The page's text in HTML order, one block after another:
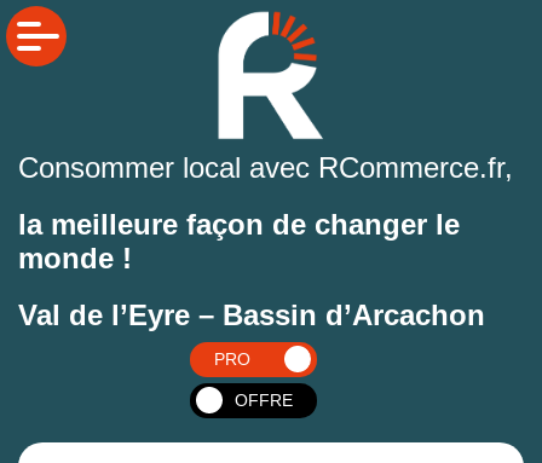
Consommer local avec RCommerce.fr,
la meilleure façon de changer le
monde !
Val de l’Eyre – Bassin d’Arcachon
PRO
OFFRE